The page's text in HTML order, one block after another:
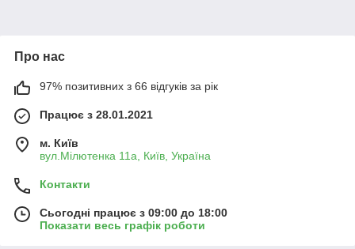
Про нас
97% позитивних з 66 відгуків за рік
Працює з 28.01.2021
м. Київ
вул.Мілютенка 11а, Київ, Україна
Контакти
Сьогодні працює з 09:00 до 18:00
Показати весь графік роботи